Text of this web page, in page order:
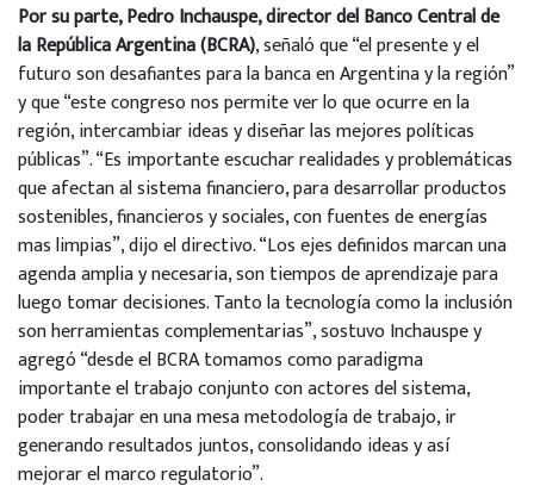
Por su parte, Pedro Inchauspe, director del Banco Central de
la República Argentina (BCRA), señaló que “el presente y el
futuro son desafiantes para la banca en Argentina y la región”
y que “este congreso nos permite ver lo que ocurre en la
región, intercambiar ideas y diseñar las mejores políticas
públicas”. “Es importante escuchar realidades y problemáticas
que afectan al sistema financiero, para desarrollar productos
sostenibles, financieros y sociales, con fuentes de energías
mas limpias”, dijo el directivo. “Los ejes definidos marcan una
agenda amplia y necesaria, son tiempos de aprendizaje para
luego tomar decisiones. Tanto la tecnología como la inclusión
son herramientas complementarias”, sostuvo Inchauspe y
agregó “desde el BCRA tomamos como paradigma
importante el trabajo conjunto con actores del sistema,
poder trabajar en una mesa metodología de trabajo, ir
generando resultados juntos, consolidando ideas y así
mejorar el marco regulatorio”.